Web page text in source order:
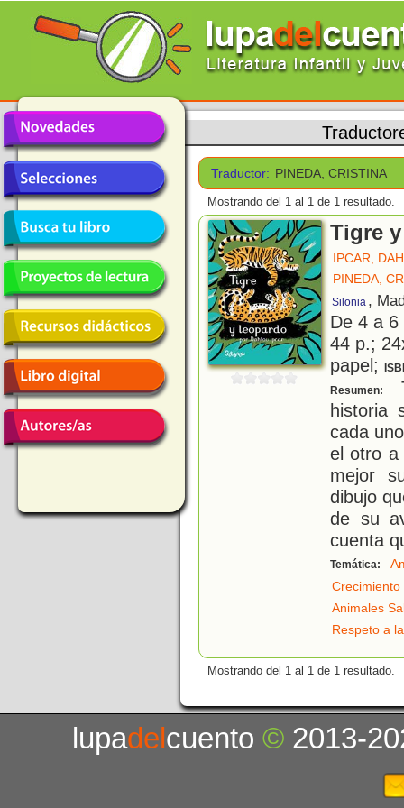
Traductor: PINEDA, CRISTINA
Mostrando del 1 al 1 de 1 resultado.
Tigre
IPCAR,
PINEDA,
Silonia ,
De 4 a
44 p.;
papel;
Resumen:
historia
cada
el otro a
mejor
dibujo
de su
cuenta
Temática:
Crecimiento
Animales
Respeto a
Mostrando del 1 al 1 de 1 resultado.
lupadelcuento© 2013-